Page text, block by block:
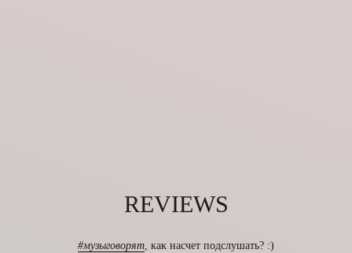
REVIEWS
#музыговорят, как насчет подслушать? :)